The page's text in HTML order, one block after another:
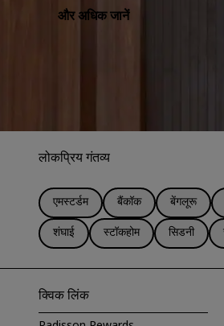
और अधिक जानें
लोकप्रिय गंतव्य
एमस्टर्डम बैंकॉक बेंगलूरू
शंघाई
स्टॉकहोम सिडनी
क्विक लिंक